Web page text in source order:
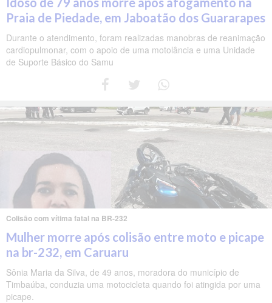
Praia de Piedade, em Jaboatão dos Guararapes
Durante o atendimento, foram realizadas manobras de reanimação
cardiopulmonar, com o apoio de uma motolância e uma Unidade
de Suporte Básico do Samu
Colisão com vítima fatal na BR-232
Mulher morre após colisão entre moto e picape
na br-232, em Caruaru
Sônia Maria da Silva, de 49 anos, moradora do município de
Timbaúba, conduzia uma motocicleta quando foi atingida por uma
picape.